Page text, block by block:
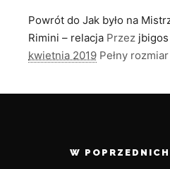
Powrót do Jak było na
Rimini – relacja Przez jbigos
kwietnia 2019 Pełny
W